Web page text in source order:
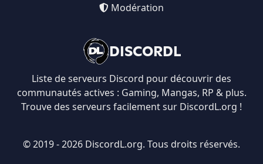
DISCORDL
Liste de serveurs Discord pour découvrir des
communautés actives : Gaming, Mangas, RP & plus.
Trouve des serveurs facilement sur DiscordL.org !
Modération
© 2019 - 2026 DiscordL.org. Tous droits réservés.